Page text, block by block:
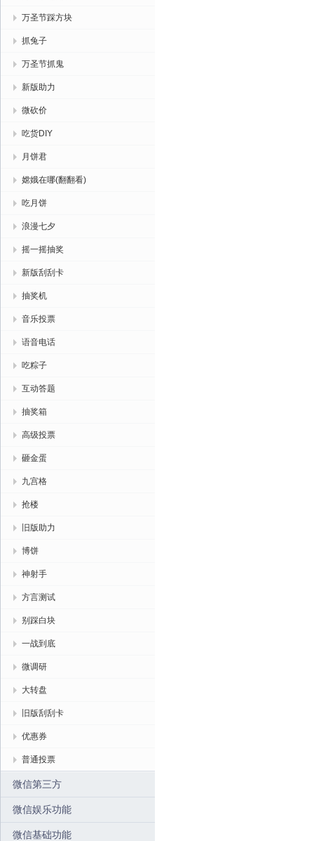
万圣节踩方块
抓兔子
万圣节抓鬼
新版助力
微砍价
吃货DIY
月饼君
嫦娥在哪(翻翻看)
吃月饼
浪漫七夕
摇一摇抽奖
新版刮刮卡
抽奖机
音乐投票
语音电话
吃粽子
互动答题
抽奖箱
高级投票
砸金蛋
九宫格
抢楼
旧版助力
博饼
神射手
方言测试
别踩白块
一战到底
微调研
大转盘
旧版刮刮卡
优惠券
普通投票
微信第三方
微信娱乐功能
微信基础功能